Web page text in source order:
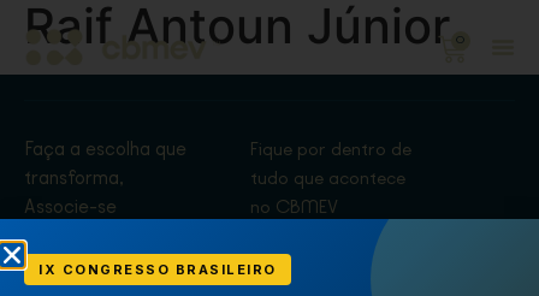
0
Raif Antoun Júnior
Faça a escolha que
transforma,
Associe-se
Associe-se
Fique por dentro de
tudo que acontece
no CBMEV
IX CONGRESSO BRASILEIRO